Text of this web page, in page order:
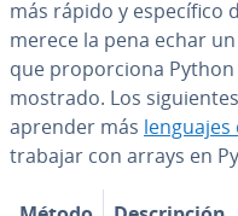
más rápido y es­pe­cí­fi­co
merece la pena echar
que pro­po­r­cio­na
mostrado. Los
aprender más
trabajar con arrays en